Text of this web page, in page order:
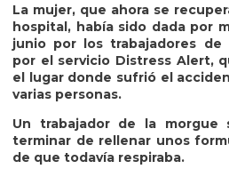
La mujer, que ahora se
hospital, había sido dada por
junio por los trabajadores de
por el servicio Distress Alert,
el lugar donde sufrió el
varias personas.
Un trabajador de la morgue
terminar de rellenar unos
de que todavía respiraba.